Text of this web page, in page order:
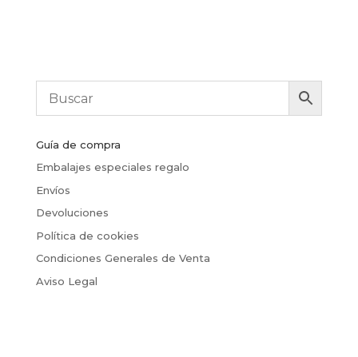
Guía de compra
Embalajes especiales regalo
Envíos
Devoluciones
Política de cookies
Condiciones Generales de Venta
Aviso Legal